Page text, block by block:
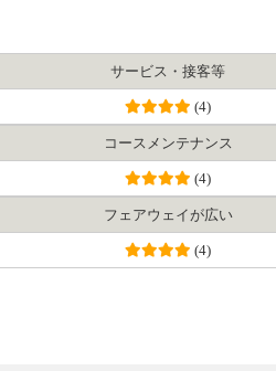
サービス・接客等
(4)
コース メンテナンス
(4)
フェアウェイ が広い
(4)